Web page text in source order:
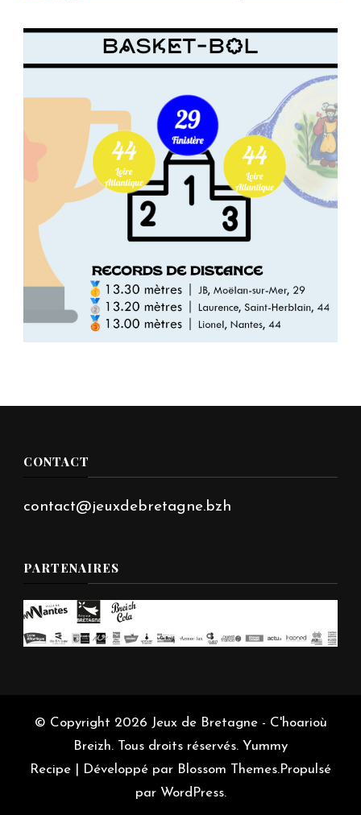
CONTACT
contact@jeuxdebretagne.bzh
PARTENAIRES
© Copyright 2026 Jeux de Bretagne - C'hoarioù
Breizh. Tous droits réservés. Yummy
Recipe | Développé par Blossom Themes.Propulsé
par WordPress.